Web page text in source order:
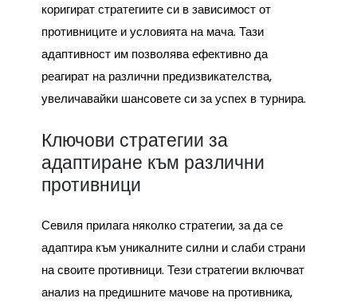
коригират стратегиите си в зависимост от
противниците и условията на мача. Тази
адаптивност им позволява ефективно да
реагират на различни предизвикателства,
увеличавайки шансовете си за успех в турнира.
Ключови стратегии за
адаптиране към различни
противници
Севиля прилага няколко стратегии, за да се
адаптира към уникалните силни и слаби страни
на своите противници. Тези стратегии включват
анализ на предишните мачове на противника,